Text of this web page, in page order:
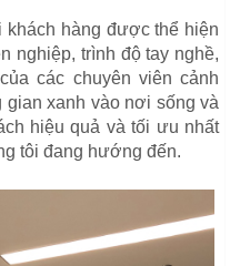
khách hàng được thể hiện
nghiệp, trình độ tay nghề,
các chuyên viên cảnh
gian xanh vào nơi sống và
hiệu quả và tối ưu nhất
tôi đang hướng đến.